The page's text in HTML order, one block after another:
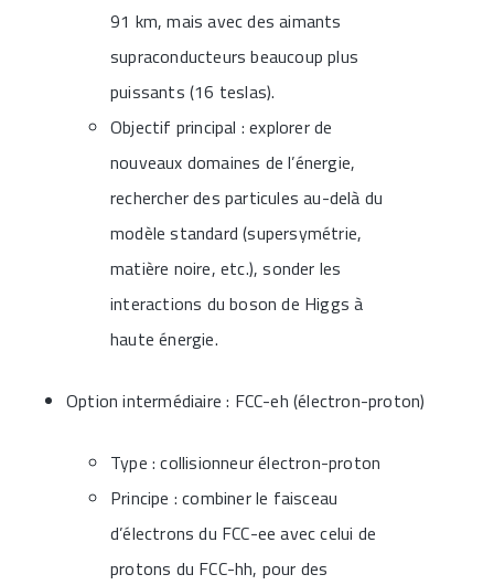
91 km, mais avec des aimants
supraconducteurs beaucoup plus
puissants (16 teslas).
Objectif principal : explorer de
nouveaux domaines de l’énergie,
rechercher des particules au-delà du
modèle standard (supersymétrie,
matière noire, etc.), sonder les
interactions du boson de Higgs à
haute énergie.
Option intermédiaire : FCC-eh (électron-proton)
Type : collisionneur électron-proton
Principe : combiner le faisceau
d’électrons du FCC-ee avec celui de
protons du FCC-hh, pour des